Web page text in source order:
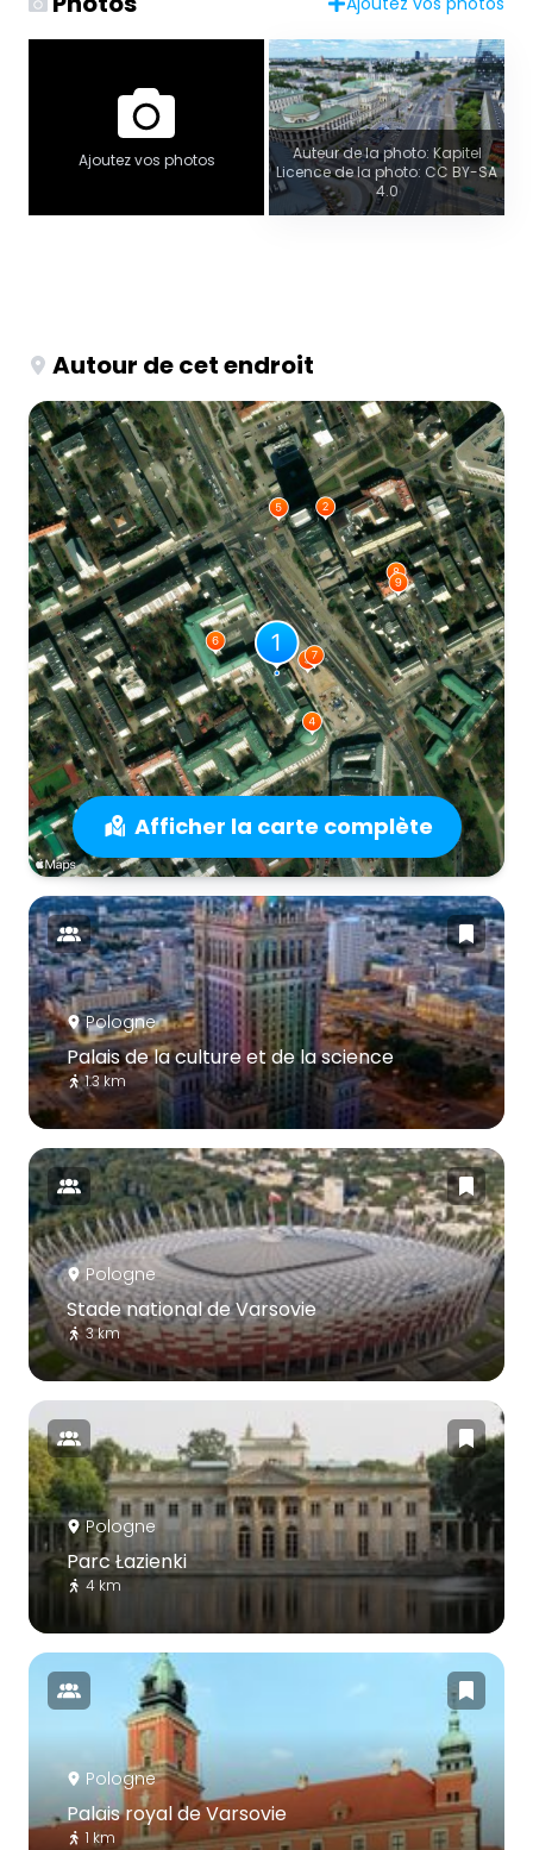
Ajoutez vos photos
Auteur de la photo: Kapitel
Licence de la photo: CC BY-SA
4.0
Autour de cet endroit
Afficher la carte complète
Pologne
Palais de la culture et de la science
1.3 km
Pologne
Stade national de Varsovie
3 km
Pologne
Parc Łazienki
4 km
Pologne
Palais royal de Varsovie
1 km